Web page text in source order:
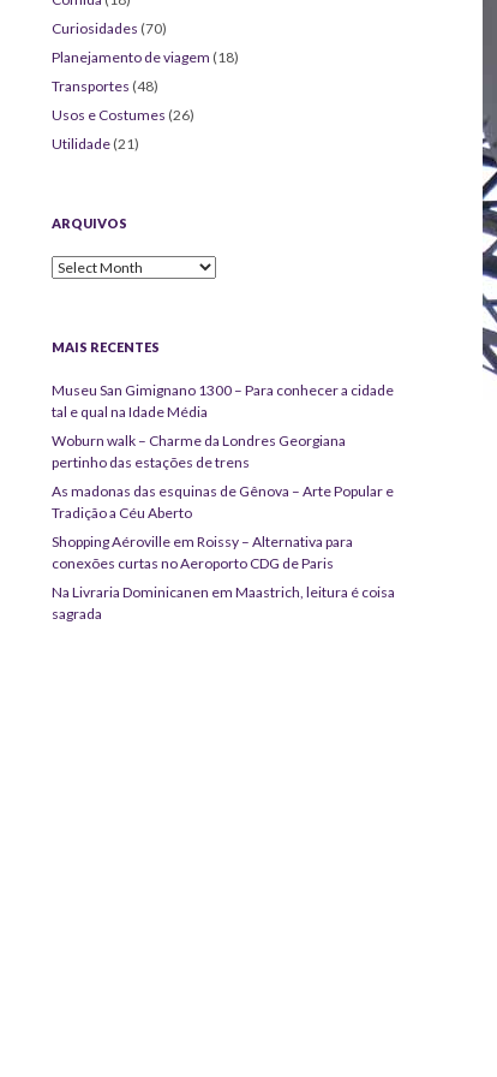
Curiosidades (70)
Planejamento de viagem (18)
Transportes (48)
Usos e Costumes (26)
Utilidade (21)
ARQUIVOS
Arquivos
MAIS RECENTES
Museu San Gimignano 1300 – Para conhecer a cidade
tal e qual na Idade Média
Woburn walk – Charme da Londres Georgiana
pertinho das estações de trens
As madonas das esquinas de Gênova – Arte Popular e
Tradição a Céu Aberto
Shopping Aéroville em Roissy – Alternativa para
conexões curtas no Aeroporto CDG de Paris
Na Livraria Dominicanen em Maastrich, leitura é coisa
sagrada